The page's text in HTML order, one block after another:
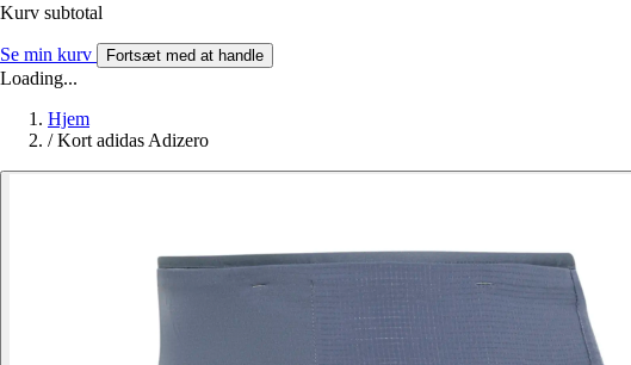
Kurv subtotal
Se min kurv Fortsæt med at handle
Loading...
Hjem
/ Kort adidas Adizero